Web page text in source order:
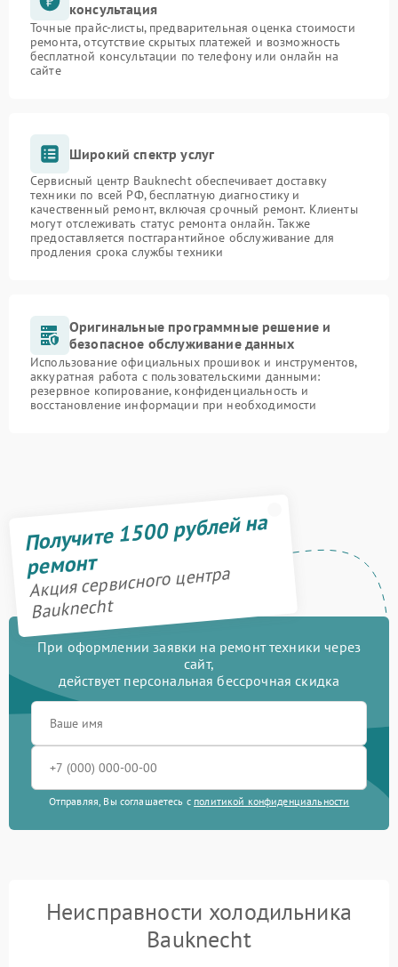
консультация
Точные прайс-листы, предварительная оценка стоимости
ремонта, отсутствие скрытых платежей и возможность
бесплатной консультации по телефону или онлайн на
сайте
Широкий спектр услуг
Сервисный центр Bauknecht обеспечивает доставку
техники по всей РФ, бесплатную диагностику и
качественный ремонт, включая срочный ремонт. Клиенты
могут отслеживать статус ремонта онлайн. Также
предоставляется постгарантийное обслуживание для
продления срока службы техники
Оригинальные программные решение и
безопасное обслуживание данных
Использование официальных прошивок и инструментов,
аккуратная работа с пользовательскими данными:
резервное копирование, конфиденциальность и
восстановление информации при необходимости
Получите 1500 рублей на
ремонт
Акция сервисного центра
Bauknecht
При оформлении заявки на ремонт техники через
сайт,
действует персональная бессрочная скидка
Отправляя, Вы соглашаетесь с политикой конфиденциальности
Неисправности холодильника
Bauknecht